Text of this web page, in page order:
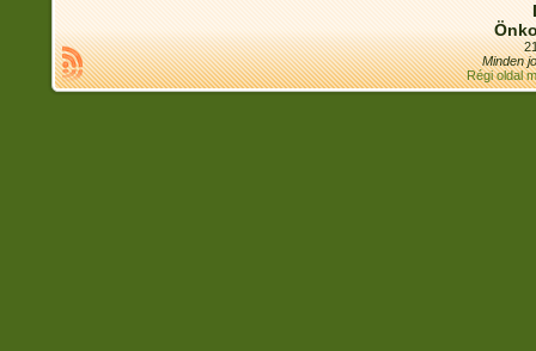
Minden
Régi oldal